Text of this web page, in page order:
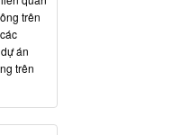
trên
án
trên